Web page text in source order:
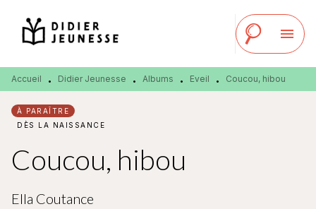
MENU RECHERCHE
PIED DE PAGE
menu
Accueil • Didier Jeunesse • Albums • Eveil • Coucou, hibou
À PARAÎTRE
DÈS LA NAISSANCE
Coucou, hibou
Ella Coutance